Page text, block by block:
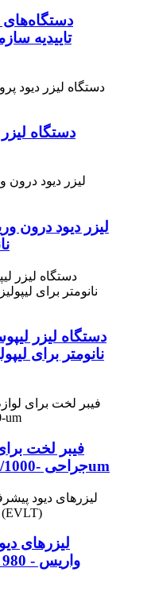
دستگاه‌های
تاییدیه
دستگاه لیزر
نانومتر برای
فیبر لخت
جراحی -200/300/400/600/800/1000um
لیزرهای